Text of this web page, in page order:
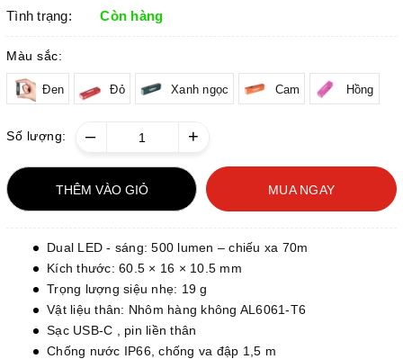
Tình trạng:
Còn hàng
Màu sắc:
Đen Đỏ Xanh ngọc Cam Hồng
Số lượng: – +
THÊM VÀO GIỎ MUA NGAY
Dual LED - sáng: 500 lumen – chiếu xa 70m
Kích thước: 60.5 × 16 × 10.5 mm
Trọng lượng siệu nhẹ: 19 g
Vật liệu thân: Nhôm hàng không AL6061-T6
Sạc USB-C , pin liền thân
Chống nước IP66, chống va đập 1,5 m